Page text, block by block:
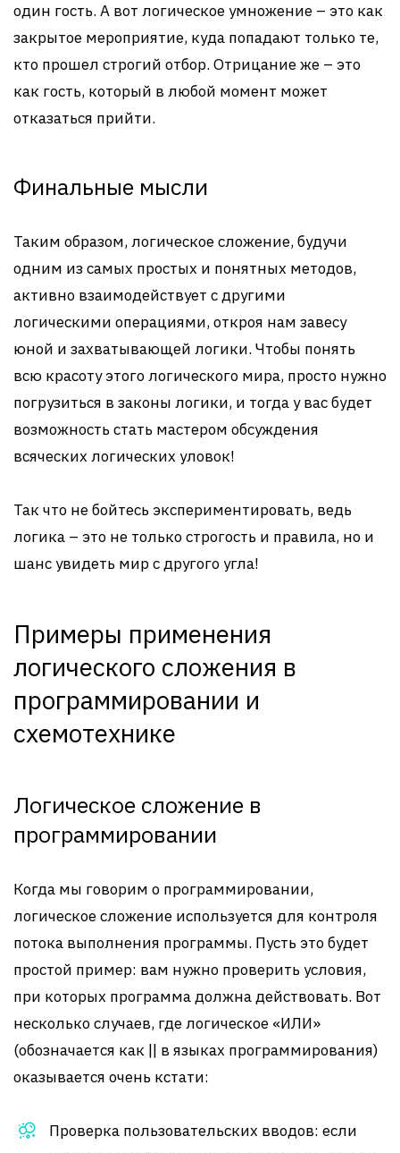
один гость. А вот логическое умножение – это как
закрытое мероприятие, куда попадают только те,
кто прошел строгий отбор. Отрицание же – это
как гость, который в любой момент может
отказаться прийти.
Финальные мысли
Таким образом, логическое сложение, будучи
одним из самых простых и понятных методов,
активно взаимодействует с другими
логическими операциями, откроя нам завесу
юной и захватывающей логики. Чтобы понять
всю красоту этого логического мира, просто нужно
погрузиться в законы логики, и тогда у вас будет
возможность стать мастером обсуждения
всяческих логических уловок!
Так что не бойтесь экспериментировать, ведь
логика – это не только строгость и правила, но и
шанс увидеть мир с другого угла!
Примеры применения
логического сложения в
программировании и
схемотехнике
Логическое сложение в
программировании
Когда мы говорим о программировании,
логическое сложение используется для контроля
потока выполнения программы. Пусть это будет
простой пример: вам нужно проверить условия,
при которых программа должна действовать. Вот
несколько случаев, где логическое «ИЛИ»
(обозначается как || в языках программирования)
оказывается очень кстати:
Проверка пользовательских вводов: если